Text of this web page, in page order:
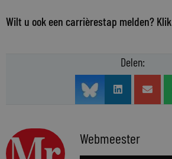
Wilt u ook een carrièrestap melden? Klik
Delen:
Webmeester